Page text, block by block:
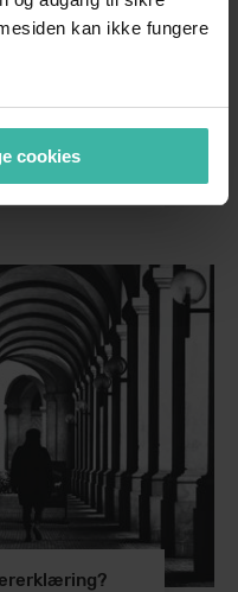
kan ikke fungere
cookies